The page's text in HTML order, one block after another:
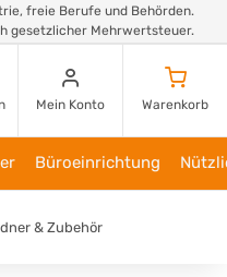
freie Berufe und Behörden.
gesetzlicher Mehrwertsteuer.
Mein Konto Warenkorb
Büroeinrichtung
& Zubehör